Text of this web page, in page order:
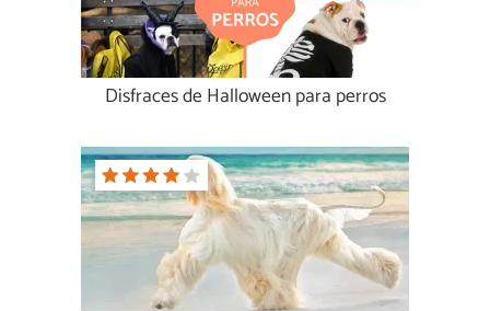
Disfraces de Halloween para perros